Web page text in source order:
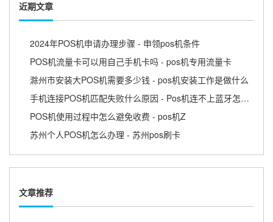
近期文章
2024年POS机申请办理步骤 - 申领pos机条件
POS机流量卡可以用自己手机卡吗 - pos机专用流量卡
滁州市安装大POS机需要多少钱 - pos机安装工作是做什么
手机连接POS机匹配失败什么原因 - Pos机连不上蓝牙怎么回事
POS机使用过程中怎么避免收费 - pos机Z
苏州个人POS机怎么办理 - 苏州pos刷卡
文章推荐